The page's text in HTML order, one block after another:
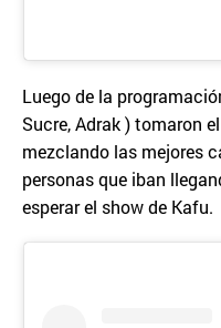
Luego de la
Sucre, Adrak ) tomaron
mezclando las mejores
personas que iban
esperar el show de Kafu.